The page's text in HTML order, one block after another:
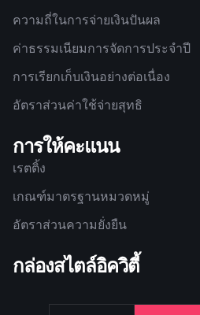
ความถี่ในการจ่ายเงินปันผล
ค่าธรรมเนียมการจัดการประจำปี
การเรียกเก็บเงินอย่างต่อเนื่อง
อัตราส่วนค่าใช้จ่ายสุทธิ
การให้คะแนน
เรตติ้ง
เกณฑ์มาตรฐานหมวดหมู่
อัตราส่วนความยั่งยืน
กล่องสไตล์อิควิตี้